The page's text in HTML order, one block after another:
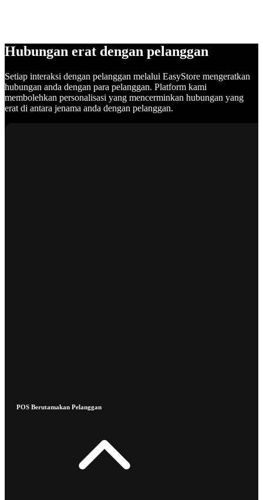
Hubungan erat dengan pelanggan
Setiap interaksi dengan pelanggan melalui EasyStore mengeratkan
hubungan anda dengan para pelanggan. Platform kami
membolehkan personalisasi yang mencerminkan hubungan yang
erat di antara jenama anda dengan pelanggan.
POS Berutamakan Pelanggan